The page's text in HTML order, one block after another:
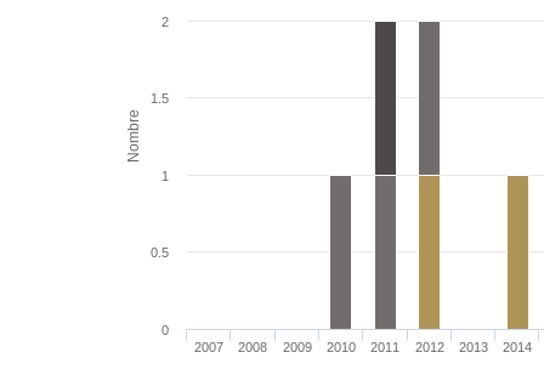
Nombre
2007 2008 2009 2010 2011 2012 2013 2014
0
0.5
1
1.5
2